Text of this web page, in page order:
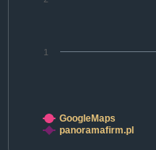
1
GoogleMaps
panoramafirm.pl